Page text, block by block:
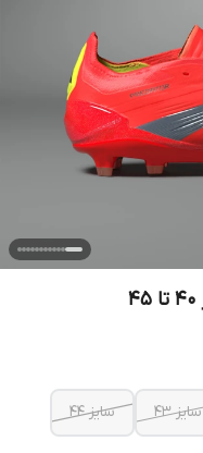
سایز ۴۳ سایز ۴۴